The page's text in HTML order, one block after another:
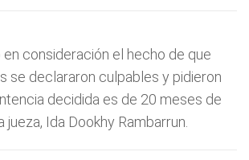
en consideración el hecho de que
se declararon culpables y pidieron
decidida es de 20 meses de
jueza, Ida Dookhy Rambarrun.